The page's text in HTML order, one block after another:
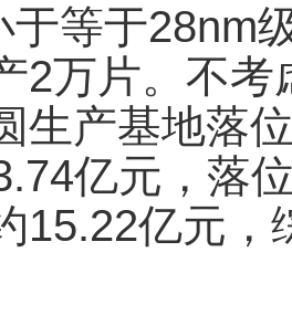
于等于28nm
2万片。不
生产基地落
亿元，落
15.22亿元，